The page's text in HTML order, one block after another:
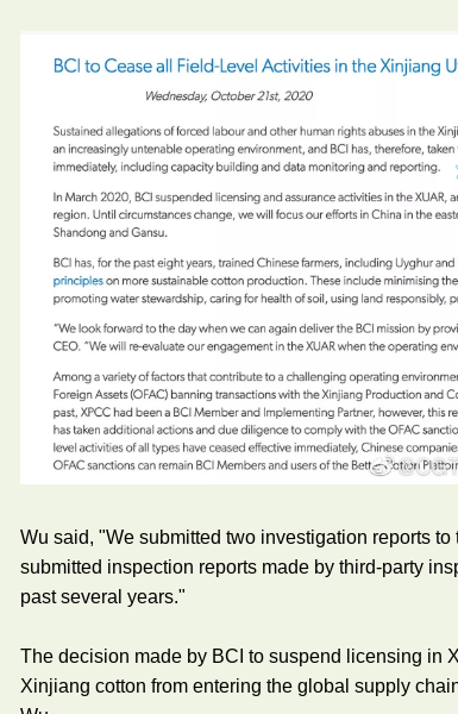
Wu said, "We submitted two investigation reports
submitted inspection reports made by third-party
past several years."
The decision made by BCI to suspend licensing in
Xinjiang cotton from entering the global supply